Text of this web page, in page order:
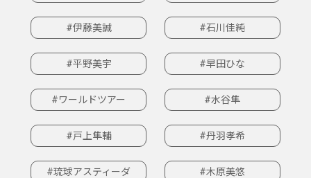
#伊藤美誠 #石川佳純
#平野美宇 #早田ひな
#ワールドツアー #水谷隼
#戸上隼輔 #丹羽孝希
#琉球アスティーダ #木原美悠